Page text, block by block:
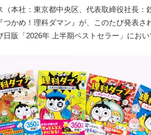
本社：東京都中央区、代表取締役社長：
つかめ！理科ダマン』が、このたび発表さ
販「2026年 上半期ベストセラー」にお